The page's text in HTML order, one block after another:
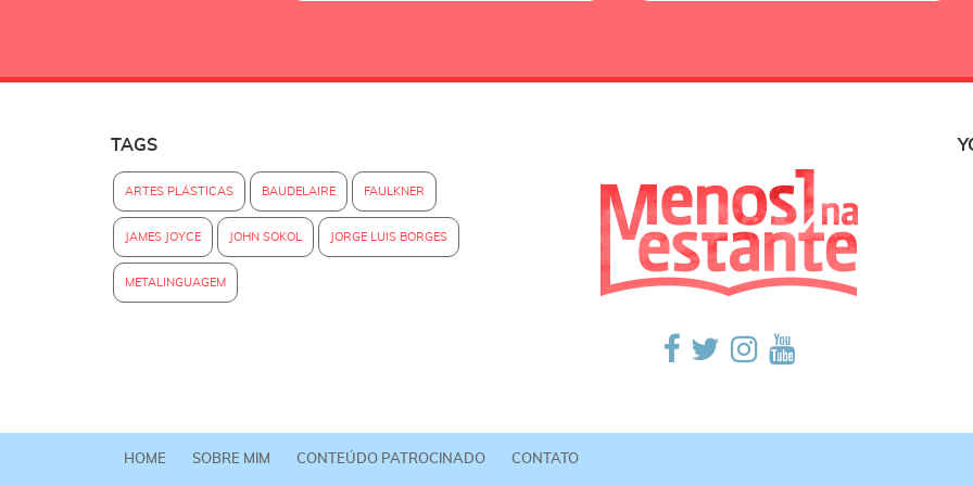
TAGS
ARTES PLÁSTICAS BAUDELAIRE FAULKNER
JAMES JOYCE JOHN SOKOL JORGE LUIS BORGES
METALINGUAGEM
HOME SOBRE MIM CONTEÚDO PATROCINADO CONTATO